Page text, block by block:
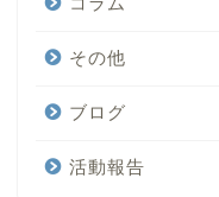
その他
ブログ
活動報告